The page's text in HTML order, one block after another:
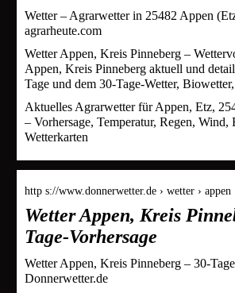
Wetter – Agrarwetter in 25482 Appen
agrarheute.com
Wetter Appen, Kreis Pinneberg –
Appen, Kreis Pinneberg aktuell und
Tage und dem 30-Tage-Wetter,
Aktuelles Agrarwetter für Appen, Etz,
– Vorhersage, Temperatur, Regen, Wind,
Wetterkarten
http s://www.donnerwetter.de › wetter › appen
Wetter Appen, Kreis
Tage-Vorhersage
Wetter Appen, Kreis Pinneberg – 30-
Donnerwetter.de